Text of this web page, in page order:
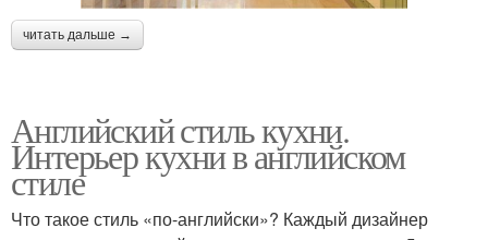
читать дальше →
Английский стиль кухни.
Интерьер кухни в английском
стиле
Что такое стиль «по-английски»? Каждый дизайнер